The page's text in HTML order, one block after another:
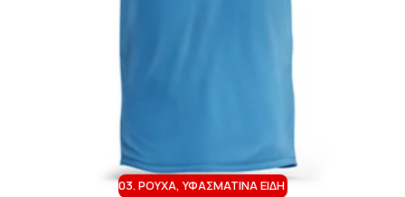
03. ΡΟΎΧΑ, ΥΦΑΣΜΆΤΙΝΑ ΕΊΔΗ